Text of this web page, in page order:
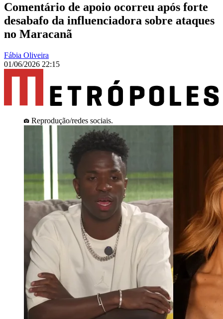
Comentário de apoio ocorreu após forte
desabafo da influenciadora sobre ataques
no Maracanã
Fábia Oliveira
01/06/2026 22:15
Reprodução/redes sociais.